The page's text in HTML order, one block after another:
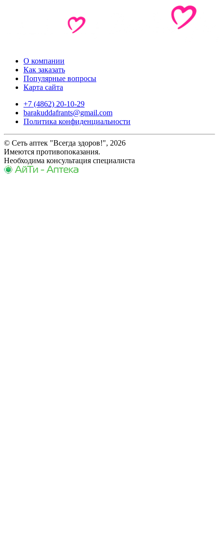
О компании
Как заказать
Популярные вопросы
Карта сайта
+7 (4862) 20-10-29
barakuddafrants@gmail.com
Политика конфиденциальности
© Сеть аптек "Всегда здоров!", 2026
Имеются противопоказания.
Необходима консультация специалиста